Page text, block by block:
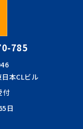
785
本CLビル
付
日